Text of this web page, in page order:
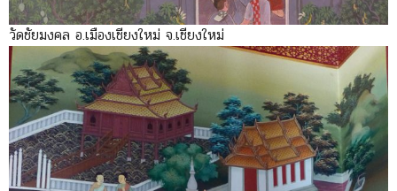
วัดชัยมงคล อ.เมืองเชียงใหม่ จ.เชียงใหม่